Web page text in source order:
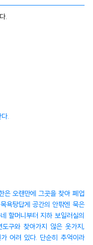
.
.
은 오랜만에 그곳을 찾아 폐업
욕탕답게 공간의 안팎엔 묵은
할머니부터 지하 보일러실의
구와 찾아가지 않은 옷가지,
어려 있다. 단순히 추억이라